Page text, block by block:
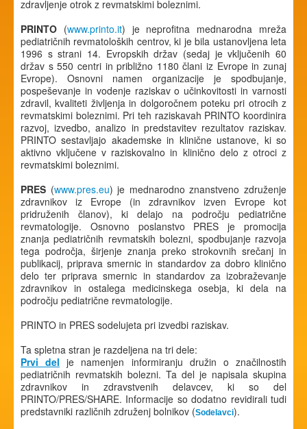
zdravljenje otrok z revmatskimi boleznimi.
PRINTO (www.printo.it) je neprofitna mednarodna mreža
pediatričnih revmatoloških centrov, ki je bila ustanovljena leta
1996 s strani 14. Evropskih držav (sedaj je vključenih 60
držav s 550 centri in približno 1180 člani iz Evrope in zunaj
Evrope). Osnovni namen organizacije je spodbujanje,
pospeševanje in vodenje raziskav o učinkovitosti in varnosti
zdravil, kvaliteti življenja in dolgoročnem poteku pri otrocih z
revmatskimi boleznimi. Pri teh raziskavah PRINTO koordinira
razvoj, izvedbo, analizo in predstavitev rezultatov raziskav.
PRINTO sestavljajo akademske in klinične ustanove, ki so
aktivno vključene v raziskovalno in klinično delo z otroci z
revmatskimi boleznimi.
PRES (www.pres.eu) je mednarodno znanstveno združenje
zdravnikov iz Evrope (in zdravnikov izven Evrope kot
pridruženih članov), ki delajo na področju pediatrične
revmatologije. Osnovno poslanstvo PRES je promocija
znanja pediatričnih revmatskih bolezni, spodbujanje razvoja
tega področja, širjenje znanja preko strokovnih srečanj in
publikacij, priprava smernic in standardov za dobro klinično
delo ter priprava smernic in standardov za izobraževanje
zdravnikov in ostalega medicinskega osebja, ki dela na
področju pediatrične revmatologije.
PRINTO in PRES sodelujeta pri izvedbi raziskav.
Ta spletna stran je razdeljena na tri dele:
Prvi del je namenjen informiranju družin o značilnostih
pediatričnih revmatskih bolezni. Ta del je napisala skupina
zdravnikov in zdravstvenih delavcev, ki so del
PRINTO/PRES/SHARE. Informacije so dodatno revidirali tudi
predstavniki različnih združenj bolnikov (Sodelavci).